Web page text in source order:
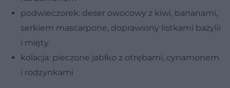
podwieczorek: deser owocowy z kiwi, bananami,
serkiem mascarpone, doprawiony listkami bazylii
i mięty
kolacja: pieczone jabłko z otrębami, cynamonem
i rodzynkami